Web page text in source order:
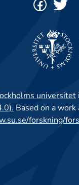
universitet
Based on a work
forskning/